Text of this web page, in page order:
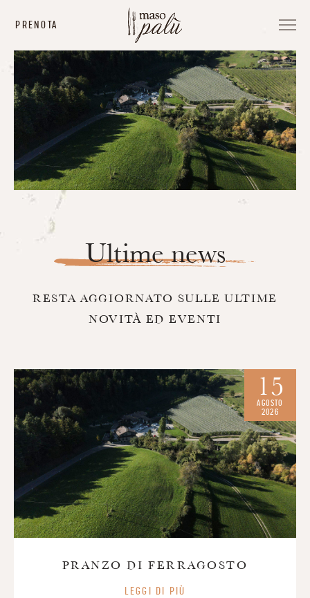
PRENOTA
Ultime news
RESTA AGGIORNATO SULLE ULTIME
NOVITÀ ED EVENTI
PRANZO DI FERRAGOSTO
LEGGI DI PIÙ
15
AGOSTO
2026